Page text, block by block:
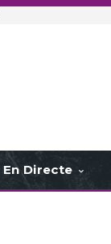
En Directe